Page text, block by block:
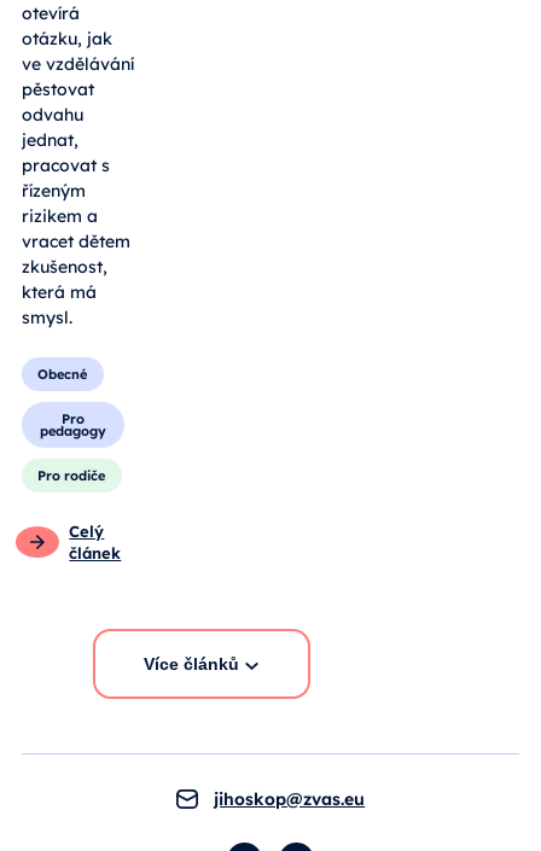
otevírá
otázku, jak
ve vzdělávání
pěstovat
odvahu
jednat,
pracovat s
řízeným
rizikem a
vracet dětem
zkušenost,
která má
smysl.
Obecné
Pro
pedagogy
Pro rodiče
Celý
článek
Více článků
jihoskop@zvas.eu